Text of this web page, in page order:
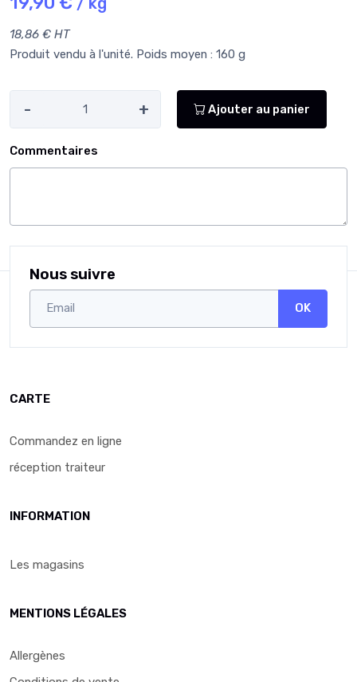
18,86 € HT
Produit vendu à l'unité. Poids moyen : 160 g
- + Ajouter au panier
Commentaires
Nous suivre
OK
CARTE
Commandez en ligne
réception traiteur
INFORMATION
Les magasins
MENTIONS LÉGALES
Allergènes